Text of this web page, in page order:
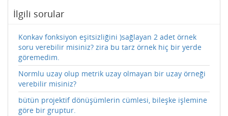
İlgili sorular
Konkav fonksiyon eşitsizliğini )sağlayan 2 adet örnek
soru verebilir misiniz? zira bu tarz örnek hiç bir yerde
göremedim.
Normlu uzay olup metrik uzay olmayan bir uzay örneği
verebilir misiniz?
bütün projektif dönüşümlerin cümlesi, bileşke işlemine
göre bir gruptur.